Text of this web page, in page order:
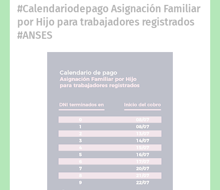
#Calendariodepago Asignación Familiar
por Hijo para trabajadores registrados
#ANSES